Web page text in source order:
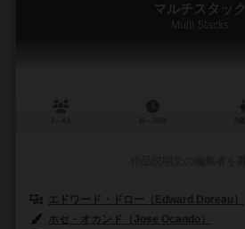
マルチスタック
Multi Stacks
エドワード・ドロー（Edward Doreau）
ホセ・オカンド（Jose Ocando）